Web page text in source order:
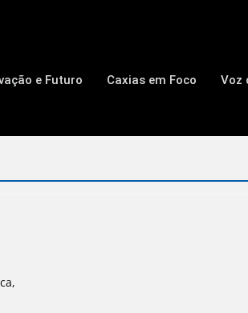
e Futuro Caxias em Foco Voz